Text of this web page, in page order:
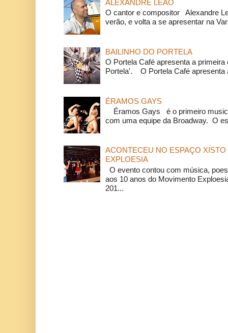
ALEXANDRE LEÃO
O cantor e compositor Alexandre
verão, e volta a se apresentar na
BAILINHO DO PORTELA
O Portela Café apresenta a
Portela'. O Portela Café apresenta
ÉRAMOS GAYS
Éramos Gays é o primeiro
com uma equipe da Broadway. O
ACONTECEU NO ESPAÇO
EXPLOESIA
O evento contou com música,
aos 10 anos do Movimento
201...